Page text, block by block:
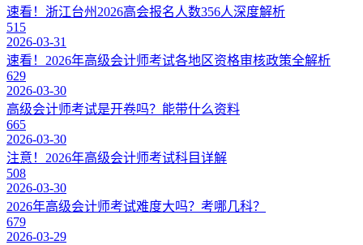
速看！浙江台州2026高会报名人数356人深度解析
515
2026-03-31
速看！2026年高级会计师考试各地区资格审核政策全解析
629
2026-03-30
高级会计师考试是开卷吗？能带什么资料
665
2026-03-30
注意！2026年高级会计师考试科目详解
508
2026-03-30
2026年高级会计师考试难度大吗？考哪几科？
679
2026-03-29